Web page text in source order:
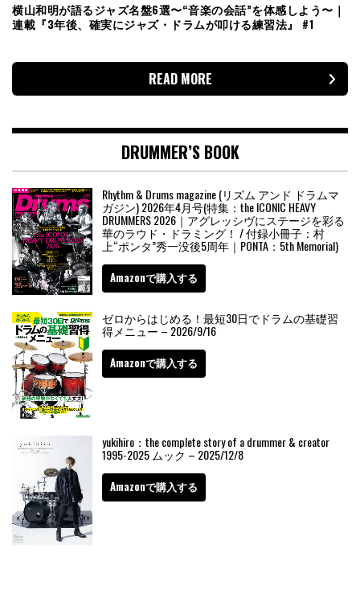
横山和明が語るジャズ名盤6選〜“音楽の会話”を体感しよう〜｜
連載『3年後、確実にジャズ・ドラムが叩ける練習法』 #1
READ MORE
DRUMMER’S BOOK
Rhythm & Drums magazine (リズム アンド ドラムマ
ガジン) 2026年4月号(特集：the ICONIC HEAVY
DRUMMERS 2026｜アグレッシヴにステージを彩る
華のラウド・ドラミング！ / 付録小冊子：村
上“ポンタ”秀一没後5周年｜PONTA：5th Memorial)
Amazonで購入する
ゼロからはじめる！最短30日でドラムの基礎習
得メニュー – 2026/9/16
Amazonで購入する
yukihiro：the complete story of a drummer & creator
1995-2025 ムック – 2025/12/8
Amazonで購入する